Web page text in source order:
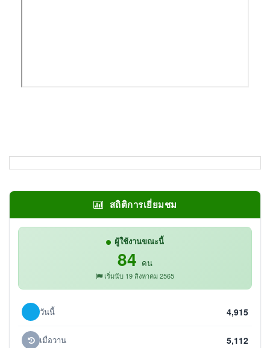
สถิติการเยี่ยมชม
ผู้ใช้งานขณะนี้
84 คน
เริ่มนับ 19 สิงหาคม 2565
วันนี้ 4,915
เมื่อวาน 5,112